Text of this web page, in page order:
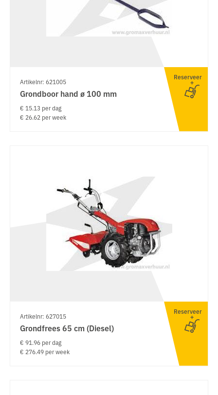
Artikelnr: 621005
Grondboor hand ø 100 mm
€ 15.13 per dag
€ 26.62 per week
Reserveer
Artikelnr: 627015
Grondfrees 65 cm (Diesel)
€ 91.96 per dag
€ 276.49 per week
Reserveer